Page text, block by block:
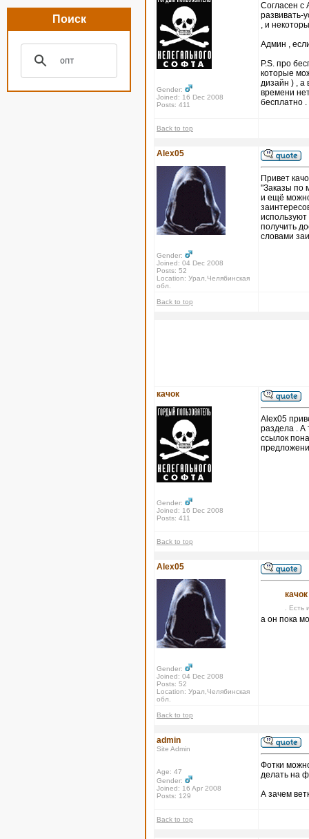
Поиск
Gender:
Joined: 16 Dec 2008
Posts: 411
Согласен с
развивать-
, и
Админ ,
P.S. про
которые
дизайн ) , а
времени
бесплатно
Back to top
Alex05
Gender:
Joined: 04 Dec 2008
Posts: 52
Location: Урал,Челябинская
обл.
Привет
"Заказы по
и ещё
получить
словами
Back to top
качок
Gender:
Joined: 16 Dec 2008
Posts: 411
Alex05
раздела . А
ссылок
Back to top
Alex05
Gender:
Joined: 04 Dec 2008
Posts: 52
Location: Урал,Челябинская
обл.
.
а он пока
Back to top
admin
Site Admin
Age: 47
Gender:
Joined: 16 Apr 2008
Posts: 129
Фотки
делать на
А зачем
Back to top